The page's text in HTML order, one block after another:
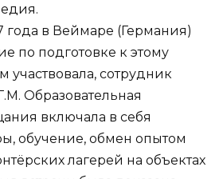
года в Веймаре (Германия)
по подготовке к этому
участвовала, сотрудник
Образовательная
включала в себя
обучение, обмен опытом
лагерей на объектах